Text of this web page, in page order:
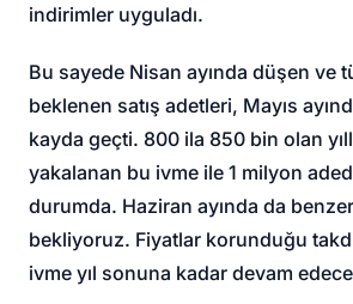
indirimler uyguladı.
Bu sayede Nisan ayında düşen ve
beklenen satış adetleri, Mayıs
kayda geçti. 800 ila 850 bin olan
yakalanan bu ivme ile 1 milyon
durumda. Haziran ayında da
bekliyoruz. Fiyatlar korunduğu
ivme yıl sonuna kadar devam